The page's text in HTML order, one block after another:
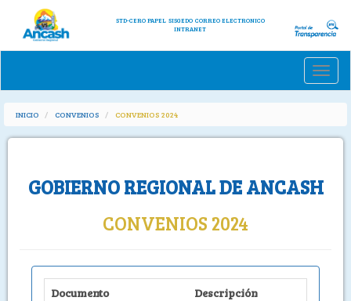
STD-CERO PAPEL SISGEDO CORREO ELECTRONICO
INTRANET
Toggle
INICIO CONVENIOS CONVENIOS 2024
GOBIERNO REGIONAL DE ANCASH
CONVENIOS 2024
Documento Descripción